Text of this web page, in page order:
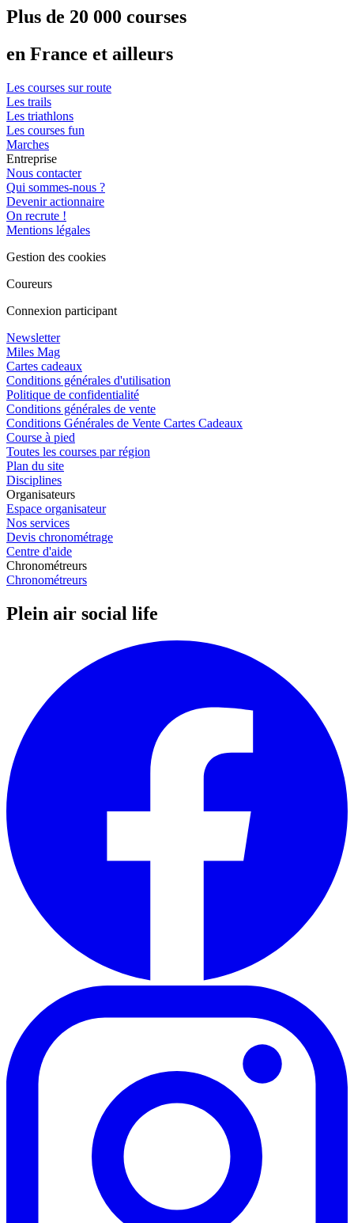
Plus de 20 000 courses
en France et ailleurs
Les courses sur route
Les trails
Les triathlons
Les courses fun
Marches
Entreprise
Nous contacter
Qui sommes-nous ?
Devenir actionnaire
On recrute !
Mentions légales
Gestion des cookies
Coureurs
Connexion participant
Newsletter
Miles Mag
Cartes cadeaux
Conditions générales d'utilisation
Politique de confidentialité
Conditions générales de vente
Conditions Générales de Vente Cartes Cadeaux
Course à pied
Toutes les courses par région
Plan du site
Disciplines
Organisateurs
Espace organisateur
Nos services
Devis chronométrage
Centre d'aide
Chronométreurs
Chronométreurs
Plein air social life